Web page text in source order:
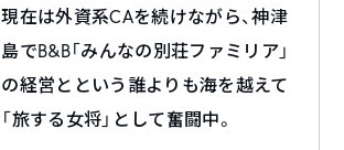
現在は外資系CAを続けながら、神津
島でB&B「みんなの別荘ファミリア」
の経営とという誰よりも海を越えて
「旅する女将」として奮闘中。